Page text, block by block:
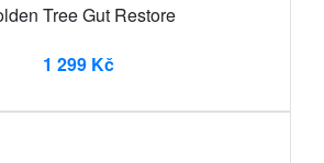
Tree Gut Restore
1 299 Kč